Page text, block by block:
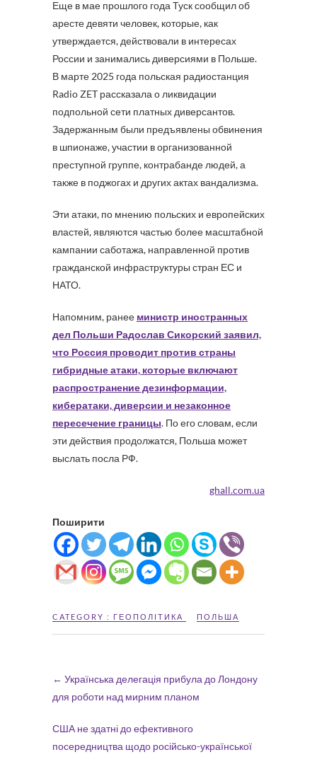
Еще в мае прошлого года Туск сообщил об
аресте девяти человек, которые, как
утверждается, действовали в интересах
России и занимались диверсиями в Польше.
В марте 2025 года польская радиостанция
Radio ZET рассказала о ликвидации
подпольной сети платных диверсантов.
Задержанным были предъявлены обвинения
в шпионаже, участии в организованной
преступной группе, контрабанде людей, а
также в поджогах и других актах вандализма.
Эти атаки, по мнению польских и европейских
властей, являются частью более масштабной
кампании саботажа, направленной против
гражданской инфраструктуры стран ЕС и
НАТО.
Напомним, ранее министр иностранных
дел Польши Радослав Сикорский заявил,
что Россия проводит против страны
гибридные атаки, которые включают
распространение дезинформации,
кибератаки, диверсии и незаконное
пересечение границы. По его словам, если
эти действия продолжатся, Польша может
выслать посла РФ.
ghall.com.ua
Поширити
CATEGORY : ГЕОПОЛІТИКА ПОЛЬША
← Українська делегація прибула до Лондону
для роботи над мирним планом
США не здатні до ефективного
посередництва щодо російсько-української